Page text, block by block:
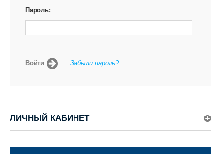
Пароль:
Войти Забыли пароль?
ЛИЧНЫЙ КАБИНЕТ